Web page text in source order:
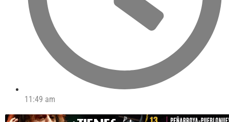
11:49 am